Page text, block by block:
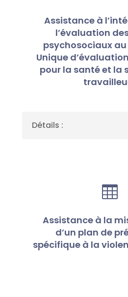
Assistance à
l’évaluation
psychosociaux
Unique
pour la santé et la
Détails :

Assistance à la
d’un plan de
spécifique à la